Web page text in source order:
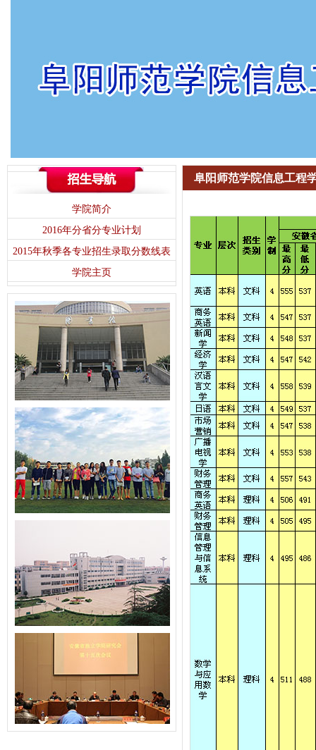
学院简介
2016年分省分专业计划
2015年秋季各专业招生录取分数线表
学院主页
阜阳师范学院信息工程